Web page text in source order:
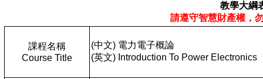
教學大綱
請遵守智慧財產權，
課程名稱
Course Title
(中文) 電力電子概論
(英文) Introduction To Power Electronics